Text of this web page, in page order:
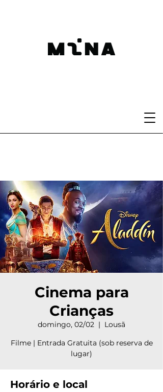
Cinema para
Crianças
domingo, 02/02
  |
Lousã
Filme | Entrada Gratuita (sob reserva de
lugar)
Horário e local